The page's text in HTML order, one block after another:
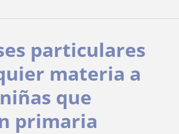
particulares
materia a
que
primaria